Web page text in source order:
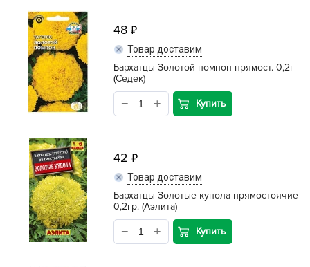
48
Товар доставим
Бархатцы Золотой помпон прямост. 0,2г
(Седек)
Купить
42
Товар доставим
Бархатцы Золотые купола прямостоячие
0,2гр. (Аэлита)
Купить